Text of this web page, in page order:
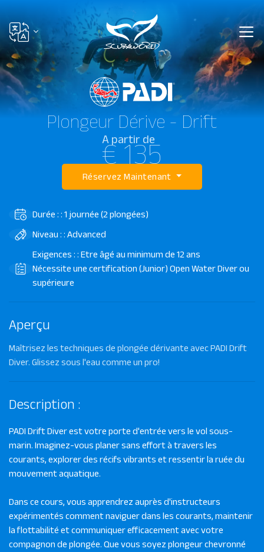
Plongeur Dérive - Drift
A partir de
€ 135
Réservez Maintenant
Durée : : 1 journée (2 plongées)
Niveau : : Advanced
Exigences : : Etre âgé au minimum de 12 ans
Nécessite une certification (Junior) Open Water Diver ou
supérieure
Aperçu
Maîtrisez les techniques de plongée dérivante avec PADI Drift
Diver. Glissez sous l'eau comme un pro!
Description :
PADI Drift Diver est votre porte d'entrée vers le vol sous-
marin. Imaginez-vous planer sans effort à travers les
courants, explorer des récifs vibrants et ressentir la ruée du
mouvement aquatique.
Dans ce cours, vous apprendrez auprès d'instructeurs
expérimentés comment naviguer dans les courants, maintenir
la flottabilité et communiquer efficacement avec votre
compagnon de plongée. Que vous soyez plongeur chevronné